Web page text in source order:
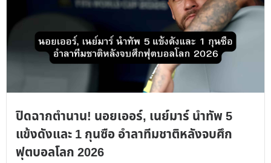
ปิดฉากตำนาน! นอยเออร์, เนย์มาร์ นำทัพ 5
แข้งดังและ 1 กุนซือ อำลาทีมชาติหลังจบศึก
ฟุตบอลโลก 2026